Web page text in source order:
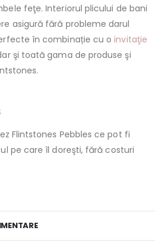
feţe. Interiorul plicului de bani
asigură fără probleme darul
în combinație cu oinvitaţie
şi toată gama de produse şi
Flintstones Pebbles ce pot fi
pe care îl doreşti, fără costuri